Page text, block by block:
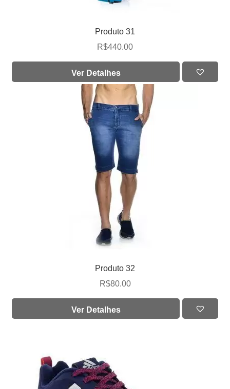
Produto 31
R$440.00
Ver Detalhes
Produto 32
R$80.00
Ver Detalhes